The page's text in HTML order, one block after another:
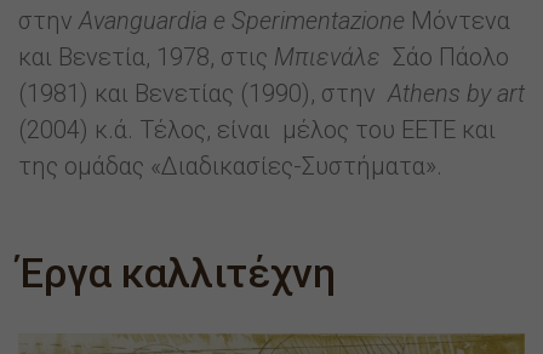
στηνAvanguardia e Sperimentazione Μόντενα
και Βενετία, 1978, στις Μπιενάλε Σάο Πάολο
(1981) και Βενετίας (1990), στηνAthens by art
(2004) κ.ά. Τέλος, είναι μέλος του ΕΕΤΕ και
της ομάδας «Διαδικασίες-Συστήματα».
Έργα καλλιτέχνη